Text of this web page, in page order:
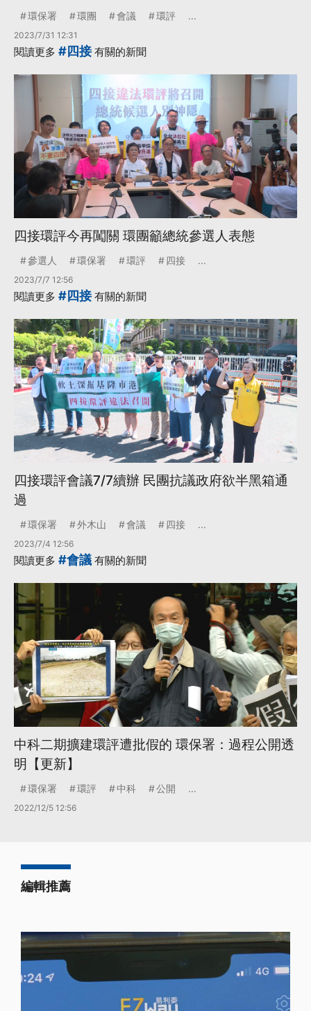
環保署 環團 會議 環評 ...
2023/7/31 12:31
閱讀更多 #四接有關的新聞
四接環評今再闖關 環團籲總統參選人表態
參選人 環保署 環評 四接 ...
2023/7/7 12:56
閱讀更多 #四接有關的新聞
四接環評會議7/7續辦 民團抗議政府欲半黑箱通
過
環保署 外木山 會議 四接 ...
2023/7/4 12:56
閱讀更多 #會議 有關的新聞
中科二期擴建環評遭批假的 環保署：過程公開透
明【更新】
環保署 環評 中科 公開 ...
2022/12/5 12:56
編輯推薦